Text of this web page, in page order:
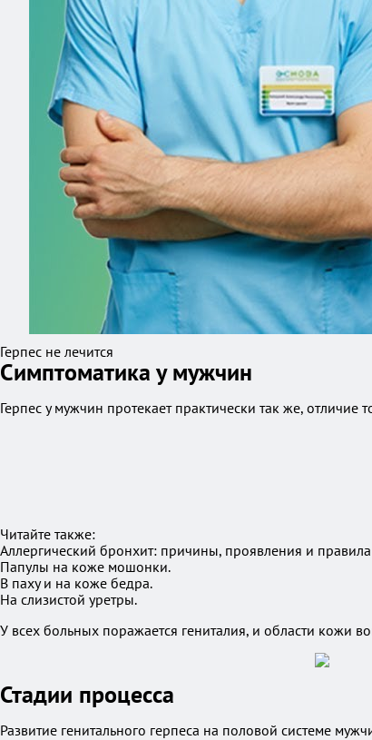
Герпес не лечится
Симптоматика у мужчин
Герпес у мужчин протекает практически так же, отличие
Читайте также:
Аллергический бронхит: причины, проявления и
Папулы на коже мошонки.
В паху и на коже бедра.
На слизистой уретры.
У всех больных поражается гениталия, и области кожи
Стадии процесса
Развитие генитального герпеса на половой системе